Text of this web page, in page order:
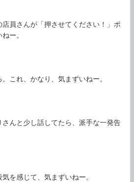
員さんが「押させてください！」ポ
ー。
これ、かなり、気まずいねー。
んと少し話してたら、派手な一発告
を感じて、気まずいねー。